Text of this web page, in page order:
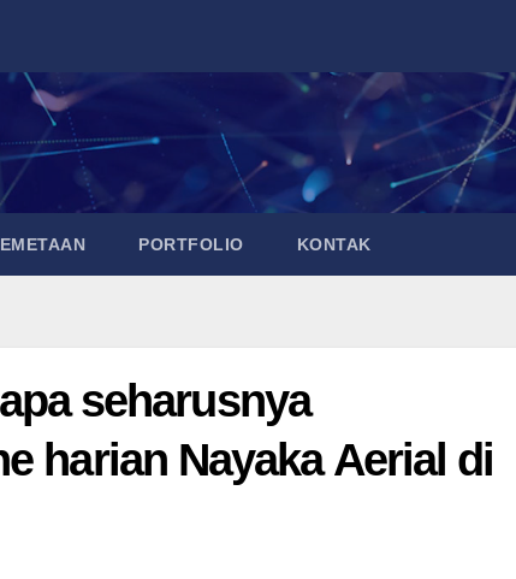
PORTFOLIO KONTAK
seharusnya
harian Nayaka Aerial di